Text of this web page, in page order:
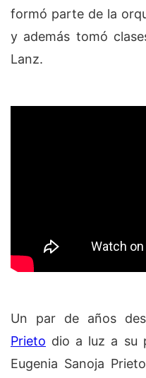
formó parte de la
y además tomó
Lanz.
Un par de años
Prieto dio a luz a su
Eugenia Sanoja